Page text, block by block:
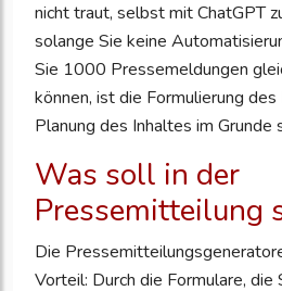
nicht traut, selbst mit ChatGPT
solange Sie keine
Sie 1000 Pressemeldungen
können, ist die Formulierung
Planung des Inhaltes im Grunde
Was soll in der
Pressemitteilung
Die
Vorteil: Durch die Formulare, die